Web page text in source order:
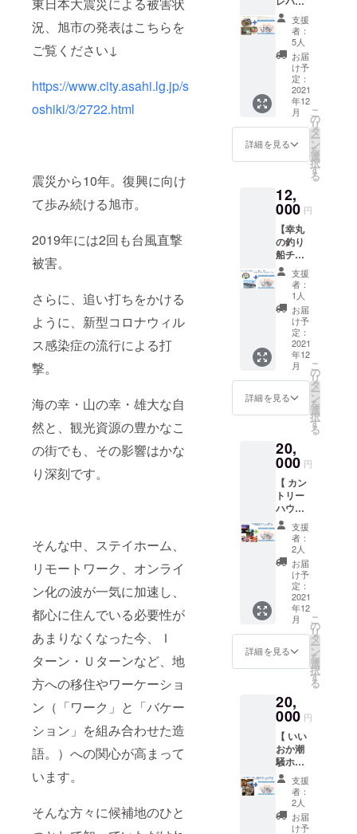
況、旭市の発表はこちらを
ご覧ください↓
https://www.city.asahi.lg.jp/s
oshiki/3/2722.html
震災から10年。復興に向け
て歩み続ける旭市。
2019年には2回も台風直撃
被害。
さらに、追い打ちをかける
ように、新型コロナウィル
ス感染症の流行による打
撃。
海の幸・山の幸・雄大な自
然と、観光資源の豊かなこ
の街でも、その影響はかな
り深刻です。
そんな中、ステイホーム、
リモートワーク、オンライ
ン化の波が一気に加速し、
都心に住んでいる必要性が
あまりなくなった今、Ｉ
ターン・Ｕターンなど、地
方への移住やワーケーショ
ン（「ワーク」と「バケー
ション」を組み合わせた造
語。）への関心が高まって
います。
そんな方々に候補地のひと
・蔵出
し食器
詰め合
わせ
→12月
より随
時発送
いたし
ます。
(来店詰
コース
を選択
細のご
案内を
いたし
ま
す。）
※来店詰
め合わ
せの場
合の有
効期
限：予
約ご案
内から1
年 目
安：
1月1日
～2022
（再び
緊急事
態宣言
になっ
た場合
は期限
を延長
いたし
す。）
セット
を支援
しまし
た。」
と言っ
ていた
だき、
ご自身
で直接
ご予約
いただ
限：
2022年
1月1日
～2022
年12月
31日
（ご都
合やコ
ロナ等
の情勢
に応じ
て変更
の可能
性があ
りま
す。）
は、ハ
ワイ生
まれ
の、手
づかみ
でシー
フード
を豪快
にいた
だく料
理で
す。）
https://
me.wix
site.co
m/webs
ite ※
ファミ
リー・
ペア・
グルー
プで体
験の場
合、人
数分の
ご支援
が体験
の権利
が必要
になり
ます。
※送料・
込み ※
配送期
間： ・
写真
集 ″忘
れられ
た被災
『旭』
→12月
より随
時発送
いたし
ます。
・花火
大会観
覧 →開
いたし
ます。
（2022
年開催
予定。
開催さ
れない
場合、
または
スケ
ジュー
やアド
バイ
ス） ※
ファミ
リー・
ペア・
グルー
プで体
験の場
合、人
数分の
ご支援
（体験
利）が
必要に
なりま
す。 ※
送料・
消費税
込み ※
配送期
間： ・
写真
集 ″忘
れられ
た被災
『旭』
→12月
より随
時発送
いたし
・サー
フィン
スクー
ル体験
→日時
等詳細
につい
てこち
らより
ご連絡
いたし
ます。
※スクー
ル体験
参加権
有効期
限：予
約ご案
内から1
安：
2022年
1月1日
～2022
年12月
31日
（再び
緊急事
態宣言
になっ
た場合
ること
ができ
ます。
ぜひ陶
芸を体
験して
みませ
んか？
https://
apan.co
m/local
e/ja_JP/
36/ ※
ファミ
リー・
ペア・
グルー
プで体
験の場
合、人
数分の
ご支援
（体験
の権
利）が
必要に
なりま
す。 ※
送料・
消費税
込み ※
間： ・
写真
集 ″忘
れられ
た被災
地”
『旭』
→12月
より随
時発送
いたし
ます。
・庵登
り窯体
験 →こ
ちらか
ら日程
予約等
詳細を
いたし
ます。
※庵登り
窯体験
参加権
有効期
限：予
約ご案
内から1
年 目
安：
をお楽
しみい
ただけ
るコー
スもご
用意い
たしま
した。
（決済
時に選
ンより
お選び
https://
kane8k
oujiya.b
ase.sho
p/ ※商品
は、ご
支援い
ただい
た方の
希望を
ある程
度うか
がいカ
スタマ
す。 た
だし、
によっ
て様々
な掘り
出し物
が出る
ため、
取り扱
い商品
相場は
変動い
たしま
す。
5000円
10,000
円でご
用意い
たしま
した。
5,000
円・・
・夫婦
湯飲み
茶碗1組
また
はお皿2
枚セッ
す。 そ
のタカ
ミメロ
ンか
ら、高
野真一
さんが
丁寧に
育てた
一品を
いたし
ます。
※料金は
消費税
込みと
なって
おりま
す。 ※
宅配便
でお届
けいた
しま
す。 ※
分量：
6Lサイ
ズ 2個
※配送期
間： ・
集 ″忘
れられ
『旭』
→12月
より随
時発送
いたし
ます。
・貴味
メロン
→旬の
時期を
見計ら
いまし
て発送
いたし
年6月頃
～）
う栽培
もして
いま
す。 愛
情をこ
めて丁
寧に育
てた
『シャ
インマ
スカッ
ト』
を感じ
られる
です。
5000円
より量
多めで
お届け
いたし
ます。
https://t
akano-
orchard
.com/ ※
料金は
消費税
込みと
す。 ※
宅配便
でお届
けいた
しま
す。 ※
分量：
１kg×2
送期
間： ・
写真
集 ″忘
れられ
た被災
『旭』
→12月
いたし
ます。
・シャ
インマ
スカッ
ト →旬
の時期
を見計
らいま
して発
県旭市
で刺し
網漁を
行って
おり、
九十九
里浜で
漁獲し
た魚、
イセエ
ビ、ワ
してお
りま
す。 生
簀で直
前まで
活かし
鮮度を
保って
いるた
め、酸
化防止
剤など
の添加
物は使
用して
おりま
せん。
するこ
とで、
い状態
でお届
けでき
るよう
に工夫
してい
ます。
(ホーム
ページ
より）
とても
美味し
はとて
も気に
す。 大
切な方
へお土
産を持
参する
時は、
私はい
つもこ
れで
す。 販
スモー
ク＋豚
まんな
どバラ
エティ
セット
＆写真
集 "忘
れられ
た被災
地”
『旭』
】
円 旭ブ
ランド
豚のバ
ラエ
ティ
セット
と写真
集 "忘れ
られた
被災地”
『旭』1
冊のお
届けの
コース
です。
旭豚レ
バース
よりか
なりお
得な、
ブラン
ド豚の
商品詰
め合わ
せセッ
トで
す。 旭
市は全
国2位の
豚肉産
出額を
誇って
いま
す。 し
イルス
の影響
食店へ
の出荷
がほぼ
停止と
なり、
レバー
の約9割
が廃棄
支援
者：
5人
お届
け予
定：
2021
年12
月
詳細を見る
こ
の
リ
タ
ー
ン
を
選
択
す
る
12,
000 円
【幸丸
の釣り
船チ
ケット
＆写真
集“忘れ
られた
被災地”
『旭』
12,000
の釣り
船チ
ケット
と写真
られた
被災地”
『旭』
1冊を
セット
でお届
けいた
しま
す。 た
い釣り
の船に
乗っ
て、釣
りをお
楽しみ
いただ
けま
人男性
早朝
に、飯
岡漁港
より釣
り船が
出航、
午前中
のうち
に帰港
いたし
支援
者：
1人
お届
け予
定：
2021
年12
月
詳細を見る
こ
の
リ
タ
ー
ン
を
選
択
す
る
20,
000 円
【 カン
トリー
ハウス
海辺里
（つべ
り）海
の幸
たっぷ
り食事
付き宿
泊＆写
真集 ″
忘れら
れた被
災地”
『旭』
集 ″忘
れられ
た被災
地”
『旭』
＋カン
トリー
ハウス
海辺里
の宿泊
コース
支援
者：
2人
お届
け予
定：
2021
年12
月
詳細を見る
こ
の
リ
タ
ー
ン
を
選
択
す
る
20,
000 円
【 いい
おか潮
騒ホテ
ル宿泊
券（温
泉&海の
幸たっ
ぷり食
支援
者：
2人
お届
け予